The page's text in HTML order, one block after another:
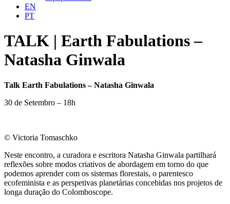
EN
PT
TALK | Earth Fabulations –
Natasha Ginwala
Talk Earth Fabulations – Natasha Ginwala
30 de Setembro – 18h
© Victoria Tomaschko
Neste encontro, a curadora e escritora Natasha Ginwala partilhará
reflexões sobre modos criativos de abordagem em torno do que
podemos aprender com os sistemas florestais, o parentesco
ecofeminista e as perspetivas planetárias concebidas nos projetos de
longa duração do Colomboscope.